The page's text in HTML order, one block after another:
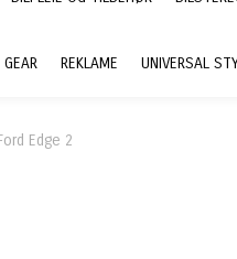
REKLAME UNIVERSAL
Edge 2